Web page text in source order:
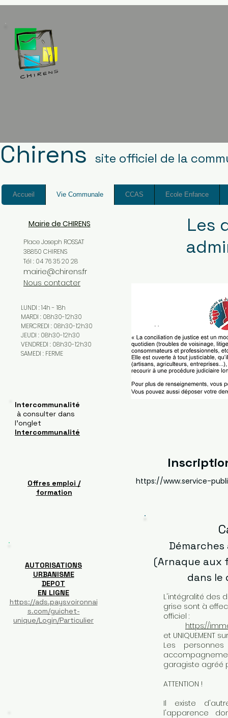
Chirens site officiel de la
Accueil Vie Communale CCAS Ecole Enfance
Les
https://www.service-
(Arnaque aux
dans le
L'intégralité des
grise sont à
officiel :
https://
et UNIQUEMENT
Les
garagiste agréé
ATTENTION !
Il existe
l'apparence
Mairie de CHIRENS
Place Joseph ROSSAT
38850 CHIRENS
Tél : 04 76 35 20 28
mairie@chirens.fr
Nous contacter
LUNDI : 14h - 18h
MARDI : 08h30-12h30
MERCREDI : 08h30-12h30
JEUDI : 08h30-12h30
VENDREDI : 08h30-12h30
SAMEDI : FERME
Offres emploi /
formation
AUTORISATIONS
URBANISME
DEPOT
EN LIGNE
https://ads.paysvoironnai
s.com/guichet-
unique/Login/Particulier
Intercommunalité
à consulter dans
l'onglet
Intercommunalité